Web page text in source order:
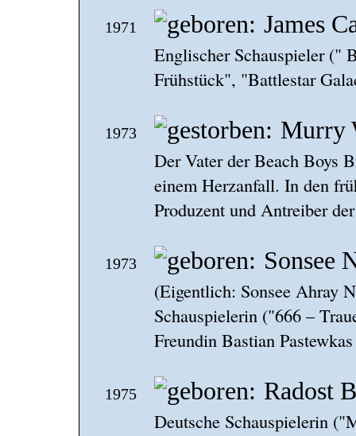
1971 James
Englischer Schauspieler ("
Frühstück", "Battlestar
1973 Murry
Der Vater der Beach Boys
einem Herzanfall. In den
Produzent und Antreiber
1973 Sonsee
(Eigentlich: Sonsee Ahray
Schauspielerin ("666 –
Freundin Bastian
1975 Radost
Deutsche Schauspielerin